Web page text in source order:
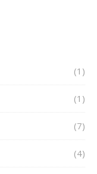
(1)
(1)
(7)
(4)